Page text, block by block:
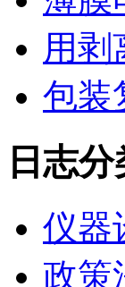
用剥
包装
日志分
仪器
政策